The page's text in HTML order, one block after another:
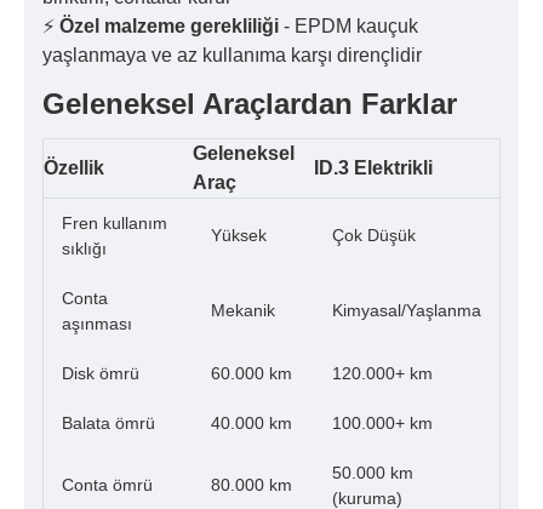
⚡ Özel malzeme gerekliliği - EPDM kauçuk
yaşlanmaya ve az kullanıma karşı dirençlidir
Geleneksel Araçlardan Farklar
Özellik
Geleneksel
Araç
ID.3 Elektrikli
Fren kullanım
sıklığı
Yüksek Çok Düşük
Conta
aşınması
Mekanik Kimyasal/Yaşlanma
Disk ömrü 60.000 km 120.000+ km
Balata ömrü 40.000 km 100.000+ km
Conta ömrü 80.000 km
50.000 km
(kuruma)